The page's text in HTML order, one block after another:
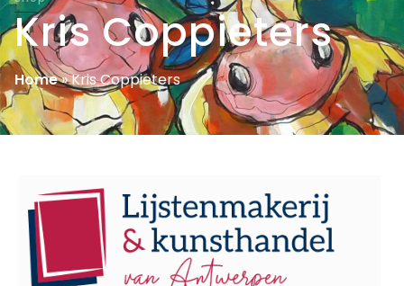
Kris Coppieters
Home»Kris Coppieters